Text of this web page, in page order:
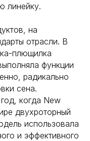
линейку.
на
отрасли. В
плющилка
функции
радикально
сена.
когда New
двухроторный
использовала
и эффективного